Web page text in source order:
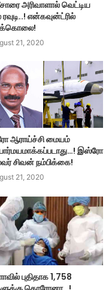
அரிவாளால் வெட்டிய
ரவுடி..! என்கவுன்ட்ரில்
21, 2020
ஆராய்ச்சி மையம்
இஸ்ரோ
சிவன் நம்பிக்கை!
21, 2020
புதிதாக 1,758